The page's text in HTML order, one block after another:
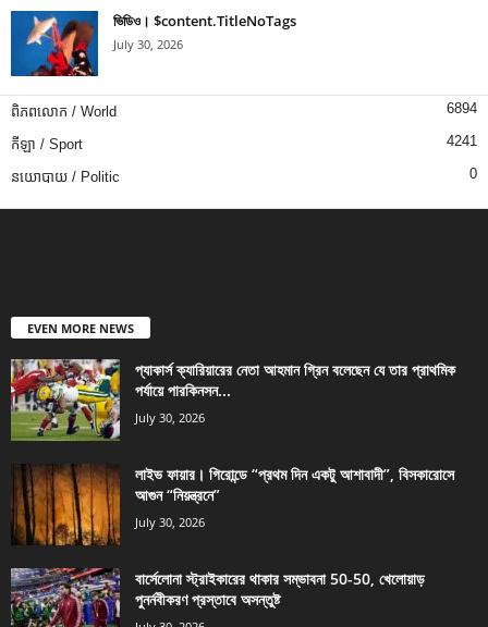
ভিডিও। $content.TitleNoTags
July 30, 2026
ពិភពលោក / World 6894
កីឡា / Sport 4241
នយោបាយ / Politic 0
EVEN MORE NEWS
প্যাকার্স ক্যারিয়ারের নেতা আহমান গ্রিন বলেছেন যে তার প্রাথমিক
পর্যায়ে পারকিনসন...
July 30, 2026
লাইভ ফায়ার। গিরোন্ডে “প্রথম দিন একটু আশাবাদী”, বিসকারোসে
আগুন “নিয়ন্ত্রনে”
July 30, 2026
বার্সেলোনা স্ট্রাইকারের থাকার সম্ভাবনা 50-50, খেলোয়াড়
পুনর্নবীকরণ প্রস্তাবে অসন্তুষ্ট